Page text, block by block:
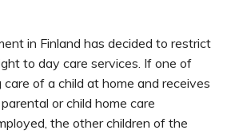
in Finland has decided to restrict
to day care services. If one of
of a child at home and receives
or child home care
the other children of the